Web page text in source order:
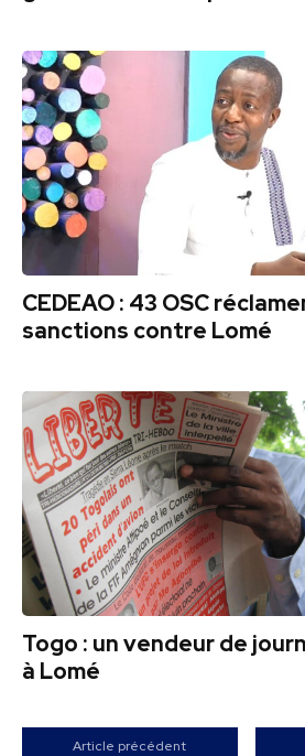
CEDEAO : 43 OSC
sanctions contre Lomé
Togo : un vendeur de
à Lomé
Article précédent